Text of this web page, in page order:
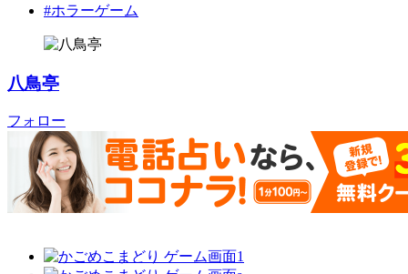
#ホラーゲーム
八鳥亭
フォロー